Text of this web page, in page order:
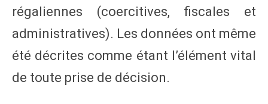
régaliennes (coercitives, fiscales et
administratives). Les données ont même
été décrites comme étant l’élément vital
de toute prise de décision.